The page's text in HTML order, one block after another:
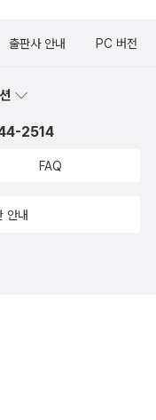
출판사 안내 PC 버전
2514
FAQ
안내